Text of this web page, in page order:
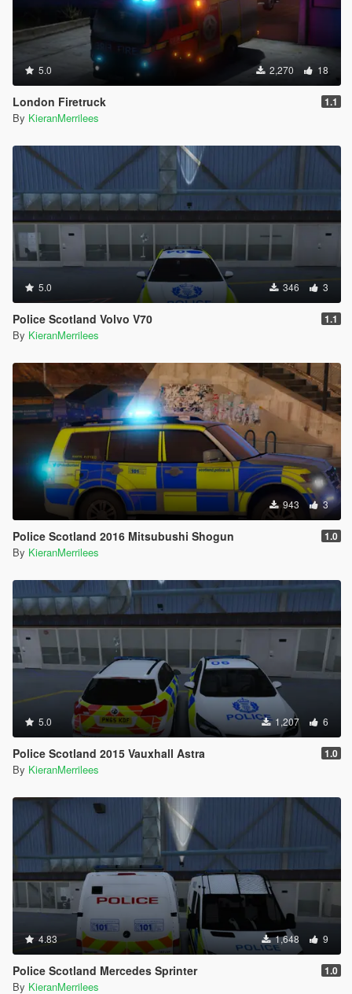
5.0 2,270 18
London Firetruck 1.1
By KieranMerrilees
5.0 346 3
Police Scotland Volvo V70 1.1
By KieranMerrilees
943 3
Police Scotland 2016 Mitsubushi Shogun 1.0
By KieranMerrilees
5.0 1,207 6
Police Scotland 2015 Vauxhall Astra 1.0
By KieranMerrilees
4.83 1,648 9
Police Scotland Mercedes Sprinter 1.0
By KieranMerrilees